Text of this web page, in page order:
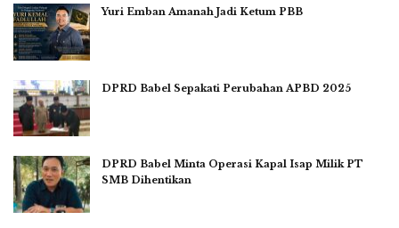
Yuri Emban Amanah Jadi Ketum PBB
DPRD Babel Sepakati Perubahan APBD 2025
DPRD Babel Minta Operasi Kapal Isap Milik PT
SMB Dihentikan